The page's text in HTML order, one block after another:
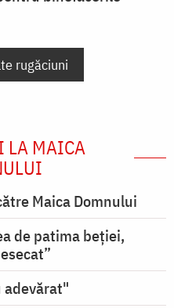
rugăciuni
LA MAICA
Maica Domnului
de patima beției,
adevărat"